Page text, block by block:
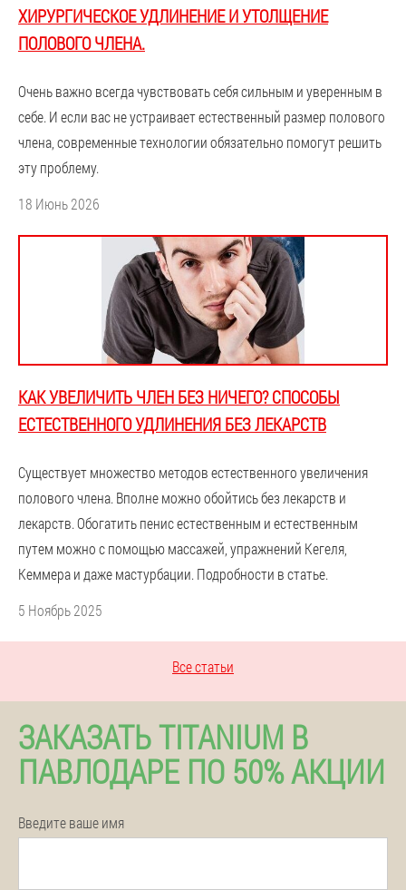
ХИРУРГИЧЕСКОЕ УДЛИНЕНИЕ И УТОЛЩЕНИЕ
ПОЛОВОГО ЧЛЕНА.
Очень важно всегда чувствовать себя сильным и уверенным в
себе. И если вас не устраивает естественный размер полового
члена, современные технологии обязательно помогут решить
эту проблему.
18 Июнь 2026
КАК УВЕЛИЧИТЬ ЧЛЕН БЕЗ НИЧЕГО? СПОСОБЫ
ЕСТЕСТВЕННОГО УДЛИНЕНИЯ БЕЗ ЛЕКАРСТВ
Существует множество методов естественного увеличения
полового члена. Вполне можно обойтись без лекарств и
лекарств. Обогатить пенис естественным и естественным
путем можно с помощью массажей, упражнений Кегеля,
Кеммера и даже мастурбации. Подробности в статье.
5 Ноябрь 2025
Все статьи
ЗАКАЗАТЬ TITANIUM В
ПАВЛОДАРЕ ПО 50% АКЦИИ
Введите ваше имя